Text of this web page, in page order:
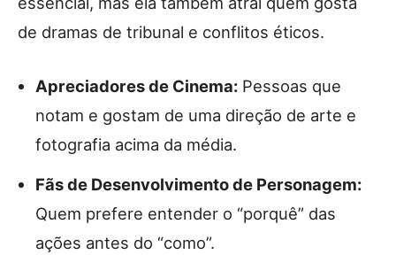
de dramas de tribunal e conflitos éticos.
Apreciadores de Cinema: Pessoas que
notam e gostam de uma direção de arte e
fotografia acima da média.
Fãs de Desenvolvimento de Personagem:
Quem prefere entender o “porquê” das
ações antes do “como”.